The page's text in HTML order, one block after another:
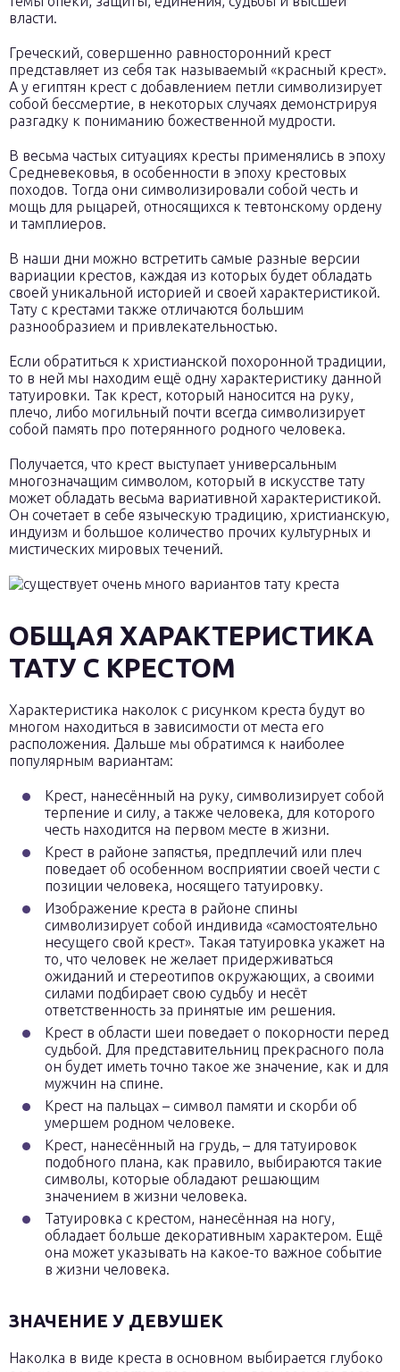
власти.
Греческий, совершенно равносторонний крест
представляет из себя так называемый «красный крест».
А у египтян крест с добавлением петли символизирует
собой бессмертие, в некоторых случаях демонстрируя
разгадку к пониманию божественной мудрости.
В весьма частых ситуациях кресты применялись в эпоху
Средневековья, в особенности в эпоху крестовых
походов. Тогда они символизировали собой честь и
мощь для рыцарей, относящихся к тевтонскому ордену
и тамплиеров.
В наши дни можно встретить самые разные версии
вариации крестов, каждая из которых будет обладать
своей уникальной историей и своей характеристикой.
Тату с крестами также отличаются большим
разнообразием и привлекательностью.
Если обратитьcя к христианской похоронной традиции,
то в ней мы находим ещё одну характеристику данной
татуировки. Так крест, который наносится на руку,
плечо, либо могильный почти всегда символизирует
собой память про потерянного родного человека.
Получается, что крест выступает универсальным
многозначащим символом, который в искусстве тату
может обладать весьма вариативной характеристикой.
Он сочетает в себе языческую традицию, христианскую,
индуизм и большое количество прочих культурных и
мистических мировых течений.
ОБЩАЯ ХАРАКТЕРИСТИКА
ТАТУ С КРЕСТОМ
Характеристика наколок с рисунком креста будут во
многом находиться в зависимости от места его
расположения. Дальше мы обратимся к наиболее
популярным вариантам:
Крест, нанесённый на руку, символизирует собой
терпение и силу, а также человека, для которого
честь находится на первом месте в жизни.
Крест в районе запястья, предплечий или плеч
поведает об особенном восприятии своей чести с
позиции человека, носящего татуировку.
Изображение креста в районе спины
символизирует собой индивида «самостоятельно
несущего свой крест». Такая татуировка укажет на
то, что человек не желает придерживаться
ожиданий и стереотипов окружающих, а своими
силами подбирает свою судьбу и несёт
ответственность за принятые им решения.
Крест в области шеи поведает о покорности перед
судьбой. Для представительниц прекрасного пола
он будет иметь точно такое же значение, как и для
мужчин на спине.
Крест на пальцах – символ памяти и скорби об
умершем родном человеке.
Крест, нанесённый на грудь, – для татуировок
подобного плана, как правило, выбираются такие
символы, которые обладают решающим
значением в жизни человека.
Татуировка с крестом, нанесённая на ногу,
обладает больше декоративным характером. Ещё
она может указывать на какое-то важное событие
в жизни человека.
ЗНАЧЕНИЕ У ДЕВУШЕК
Наколка в виде креста в основном выбирается глубоко